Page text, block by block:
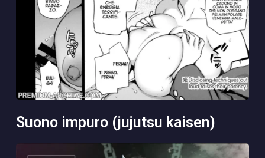
suono impuro (jujutsu kaisen)